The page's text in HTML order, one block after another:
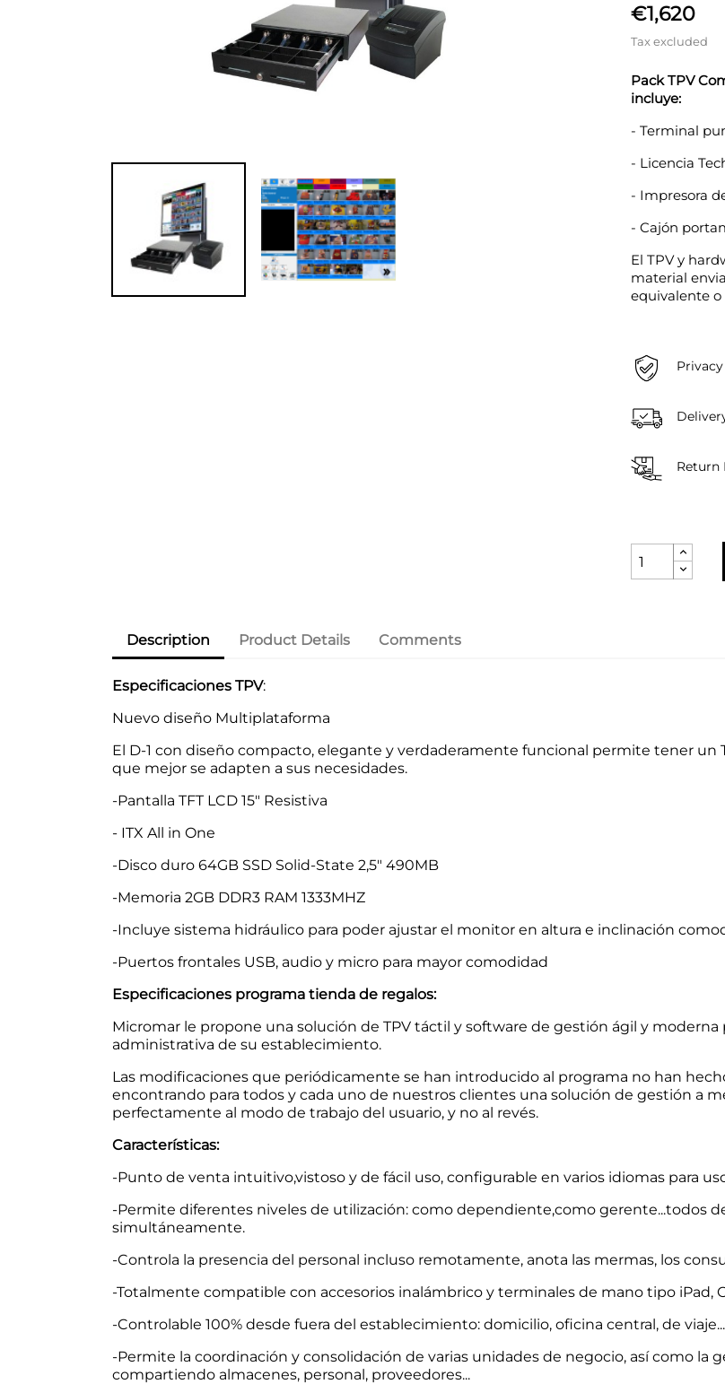
€1,620
Tax excluded
Pack TPV
incluye:
- Terminal
- Licencia
- Impresora
- Cajón
El TPV y
material
equivalente o
Return
Description Product Details Comments
Especificaciones TPV:
Nuevo diseño Multiplataforma
El D-1 con diseño compacto, elegante y verdaderamente funcional permite tener un
que mejor se adapten a sus necesidades.
-Pantalla TFT LCD 15" Resistiva
- ITX All in One
-Disco duro 64GB SSD Solid-State 2,5" 490MB
-Memoria 2GB DDR3 RAM 1333MHZ
-Incluye sistema hidráulico para poder ajustar el monitor en altura e inclinación
-Puertos frontales USB, audio y micro para mayor comodidad
Especificaciones programa tienda de regalos:
Micromar le propone una solución de TPV táctil y software de gestión ágil y moderna
administrativa de su establecimiento.
Las modificaciones que periódicamente se han introducido al programa no han
encontrando para todos y cada uno de nuestros clientes una solución de gestión a
perfectamente al modo de trabajo del usuario, y no al revés.
Características:
-Punto de venta intuitivo,vistoso y de fácil uso, configurable en varios idiomas para
-Permite diferentes niveles de utilización: como dependiente,como gerente...todos
simultáneamente.
-Controla la presencia del personal incluso remotamente, anota las mermas, los
-Totalmente compatible con accesorios inalámbrico y terminales de mano tipo iPad,
-Controlable 100% desde fuera del establecimiento: domicilio, oficina central, de viaje...
-Permite la coordinación y consolidación de varias unidades de negocio, así como la
compartiendo almacenes, personal, proveedores...